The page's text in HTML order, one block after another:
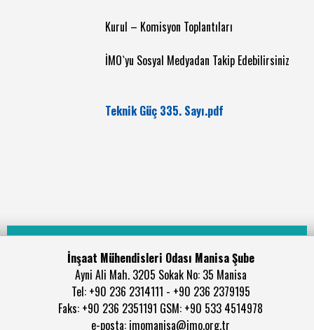
Kurul – Komisyon Toplantıları
İMO`yu Sosyal Medyadan Takip Edebilirsiniz
Teknik Güç 335. Sayı.pdf
İnşaat Mühendisleri Odası Manisa Şube
Ayni Ali Mah. 3205 Sokak No: 35 Manisa
Tel: +90 236 2314111 - +90 236 2379195
Faks: +90 236 2351191 GSM: +90 533 4514978
e-posta: imomanisa@imo.org.tr